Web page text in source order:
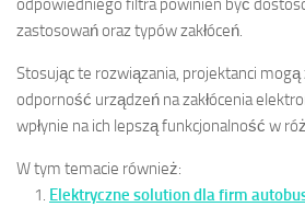
odpowiedniego filtra powinien być
zastosowań oraz typów zakłóceń.
Stosując te rozwiązania, projektanci
odporność urządzeń na zakłócenia
wpłynie na ich lepszą funkcjonalność w
W tym temacie również:
Elektryczne solution dla firm